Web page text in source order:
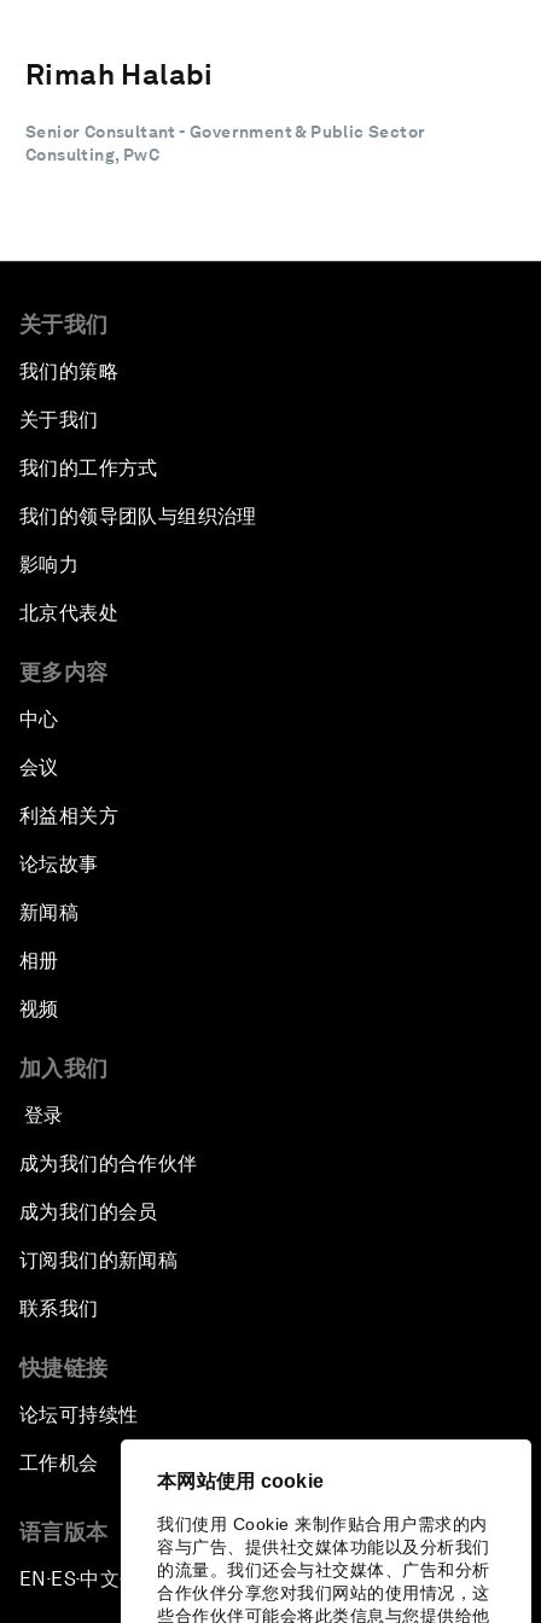
本网站使用 cookie
我们使用 Cookie 来制作贴合用户需求的内
容与广告、提供社交媒体功能以及分析我们
的流量。我们还会与社交媒体、广告和分析
合作伙伴分享您对我们网站的使用情况，这
些合作伙伴可能会将此类信息与您提供给他
Rimah Halabi
Senior Consultant - Government & Public Sector
Consulting, PwC
关于我们
我们的策略
关于我们
我们的工作方式
我们的领导团队与组织治理
影响力
北京代表处
更多内容
中心
会议
利益相关方
论坛故事
新闻稿
相册
视频
加入我们
登录
成为我们的合作伙伴
成为我们的会员
订阅我们的新闻稿
联系我们
快捷链接
论坛可持续性
工作机会
语言版本
EN ▪ES▪中文▪ 日本語